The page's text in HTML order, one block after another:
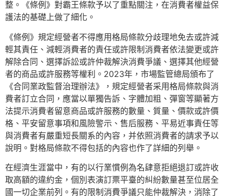
整。《條例》對霸王條款予以了重點關注，在消費者權益保
護法的基礎上做了細化。
《條例》規定經營者不得應用格局條款分歧理地免去或許減
輕其責任、減輕消費者的責任或許限制消費者依法變更或許
解除合同、選擇訴訟或許仲裁解決消費爭議、選擇其他經營
者的商品或許服務等權利。2023年，市場監管總局頒布了
《合同業政監督治理辦法》，規定經營者采用格局條款與消
費者訂立合同，應當以單獨告訴、字體加粗、彈窗等顯著方
法提示消費者留意商品或許服務的數量、質量、價款或許價
格、平安留意事項和風險警示、售后服務、平易近事責任等
與消費者有嚴重短長關系的內容，并依照消費者的請求予以
說明。對格局條款不得包括的內容也作了詳細的列舉。
在經濟生涯當中，有的以行業慣例為名肆意拒絕退訂或許收
取高額的違約金，個別表演訂票平臺的糾紛數量甚至位居全
國一切企業前列。有的限制消費爭議只能仲裁解決，消除了